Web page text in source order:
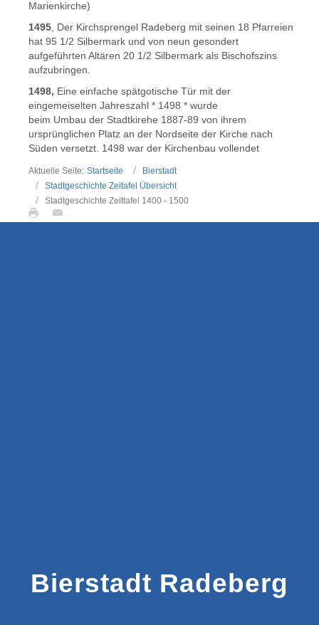
Marienkirche)
1495 , Der Kirchsprengel Radeberg mit seinen 18 Pfarreien
hat 95 1/2 Silbermark und von neun gesondert
aufgeführten Altären 20 1/2 Silbermark als Bischofszins
aufzubringen.
1498, Eine einfache spätgotische Tür mit der
eingemeiselten Jahreszahl * 1498 * wurde
beim Umbau der Stadtkirehe 1887-89 von ihrem
ursprünglichen Platz an der Nordseite der Kirche nach
Süden versetzt. 1498 war der Kirchenbau vollendet
Aktuelle Seite: Startseite
Bierstadt
Stadtgeschichte Zeitafel Übersicht
Stadtgeschichte Zeittafel 1400 - 1500
Bierstadt Radeberg